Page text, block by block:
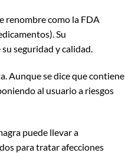
renombre como la FDA
Su
seguridad y calidad.
Aunque se dice que contiene
al usuario a riesgos
puede llevar a
para tratar afecciones